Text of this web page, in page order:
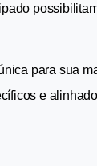
para sua
e